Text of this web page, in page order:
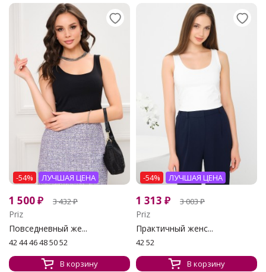
-54% ЛУЧШАЯ ЦЕНА
1 500₽ 3 432₽
Priz
Повседневный же...
42 44 46 48 50 52
В корзину
-54% ЛУЧШАЯ ЦЕНА
1 313 ₽ 3 003₽
Priz
Практичный женс...
42 52
В корзину